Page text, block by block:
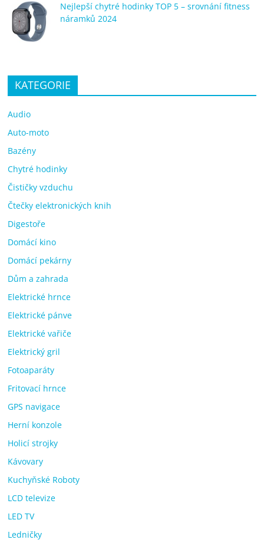
Nejlepší chytré hodinky TOP 5 – srovnání fitness
náramků 2024
KATEGORIE
Audio
Auto-moto
Bazény
Chytré hodinky
Čističky vzduchu
Čtečky elektronických knih
Digestoře
Domácí kino
Domácí pekárny
Dům a zahrada
Elektrické hrnce
Elektrické pánve
Elektrické vařiče
Elektrický gril
Fotoaparáty
Fritovací hrnce
GPS navigace
Herní konzole
Holicí strojky
Kávovary
Kuchyňské Roboty
LCD televize
LED TV
Ledničky